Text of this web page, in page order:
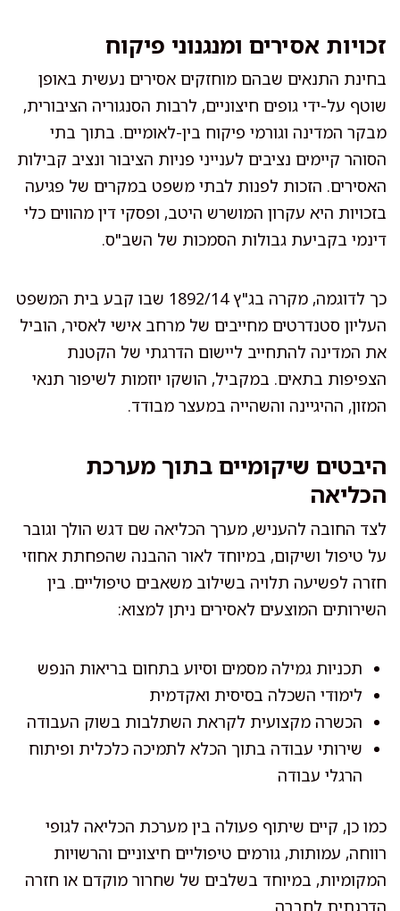
זכויות אסירים ומנגנוני פיקוח
בחינת התנאים שבהם מוחזקים אסירים נעשית באופן
שוטף על-ידי גופים חיצוניים, לרבות הסנגוריה הציבורית,
מבקר המדינה וגורמי פיקוח בין-לאומיים. בתוך בתי
הסוהר קיימים נציבים לענייני פניות הציבור ונציב קבילות
האסירים. הזכות לפנות לבתי משפט במקרים של פגיעה
בזכויות היא עקרון המושרש היטב, ופסקי דין מהווים כלי
דינמי בקביעת גבולות הסמכות של השב"ס.
כך לדוגמה, מקרה בג"ץ 1892/14 שבו קבע בית המשפט
העליון סטנדרטים מחייבים של מרחב אישי לאסיר, הוביל
את המדינה להתחייב ליישום הדרגתי של הקטנת
הצפיפות בתאים. במקביל, הושקו יוזמות לשיפור תנאי
המזון, ההיגיינה והשהייה במעצר מבודד.
היבטים שיקומיים בתוך מערכת
הכליאה
לצד החובה להעניש, מערך הכליאה שם דגש הולך וגובר
על טיפול ושיקום, במיוחד לאור ההבנה שהפחתת אחוזי
חזרה לפשיעה תלויה בשילוב משאבים טיפוליים. בין
השירותים המוצעים לאסירים ניתן למצוא:
תכניות גמילה מסמים וסיוע בתחום בריאות הנפש
לימודי השכלה בסיסית ואקדמית
הכשרה מקצועית לקראת השתלבות בשוק העבודה
שירותי עבודה בתוך הכלא לתמיכה כלכלית ופיתוח
הרגלי עבודה
כמו כן, קיים שיתוף פעולה בין מערכת הכליאה לגופי
רווחה, עמותות, גורמים טיפוליים חיצוניים והרשויות
המקומיות, במיוחד בשלבים של שחרור מוקדם או חזרה
הדרגתית לחברה.